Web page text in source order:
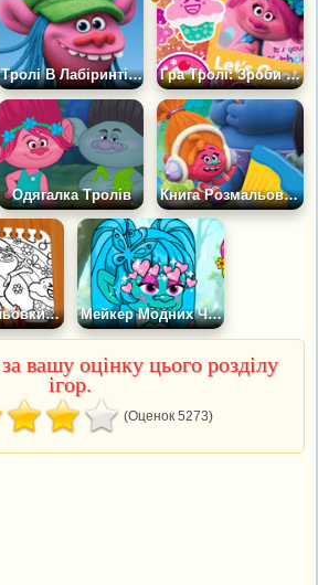
Тролі В Лабіринті 3Д Гра Тролі: Зроби Свій Скрапбук
Одягалка Тролів Книга Розмальовок Тролів
Гра Розмальовки: Ліс Тролів Мейкер Модних Чібі Тролів
вашу оцінку цього розділу
ігор.
(Оценок 5273)